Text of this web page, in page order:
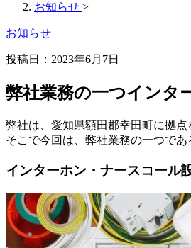
お知らせ >
お知らせ
投稿日：2023年6月7日
弊社業務の一つインタ
弊社は、愛知県額田郡幸田町に拠
そこで今回は、弊社業務の一つで
インターホン・ナースコール